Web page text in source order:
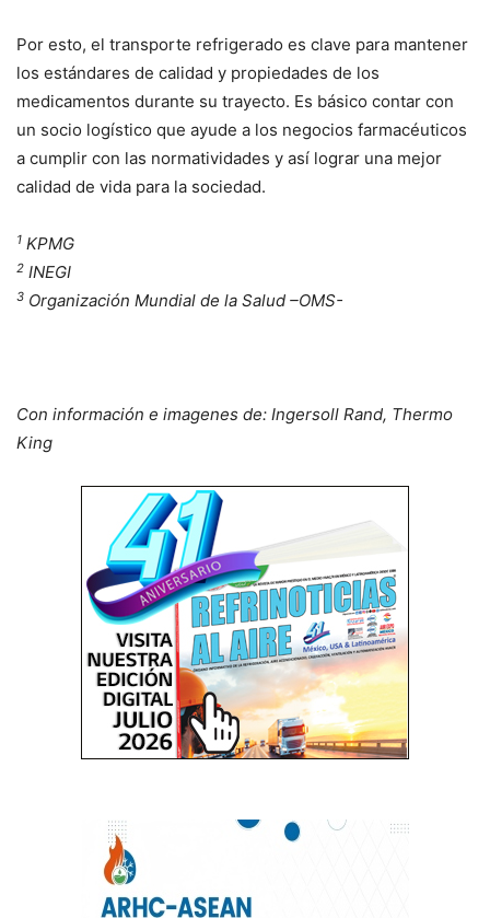
Por esto, el transporte refrigerado es clave para mantener
los estándares de calidad y propiedades de los
medicamentos durante su trayecto. Es básico contar con
un socio logístico que ayude a los negocios farmacéuticos
a cumplir con las normatividades y así lograr una mejor
calidad de vida para la sociedad.
1 KPMG
2 INEGI
3 Organización Mundial de la Salud –OMS-
Con información e imagenes de: Ingersoll Rand, Thermo
King